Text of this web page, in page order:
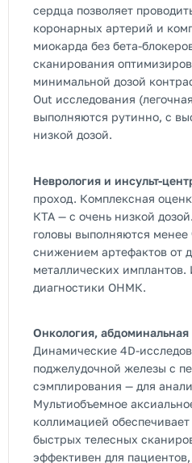
сердца позволяет
коронарных артерий и
миокарда без бета-
сканирования
минимальной дозой
Out исследования
выполняются рутинно, с
низкой дозой.
Неврология и инсульт-
проход. Комплексная
КТА — с очень низкой
головы выполняются
снижением артефактов от
металлических
диагностики ОНМК.
Онкология, абдоминальная
Динамические 4D-
поджелудочной железы с
сэмплирования — для
Мультиобъемное
коллимацией
быстрых телесных
эффективен для